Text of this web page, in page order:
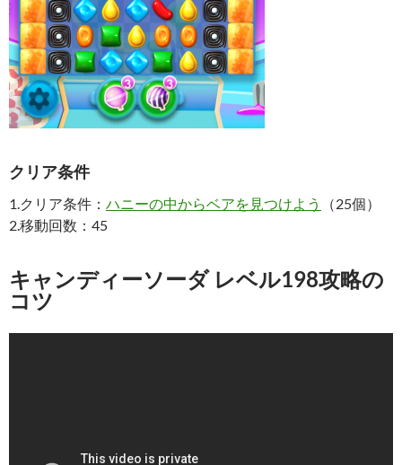
クリア条件
1.クリア条件： ハニーの中からベアを見つけよう
（25個）
2.移動回数：45
キャンディーソーダ レベル198攻略の
コツ